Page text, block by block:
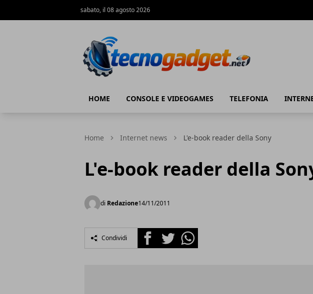
sabato, il 08 agosto 2026
HOME CONSOLE E VIDEOGAMES TELEFONIA
Home Internet news L'e-book reader della Sony
L'e-book reader della
di Redazione14/11/2011
Condividi FacebookTwitterWhatsapp